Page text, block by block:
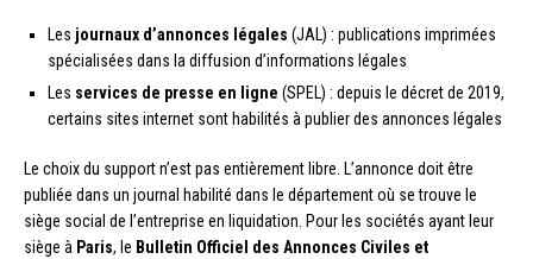
Les journaux d’annonces légales (JAL) : publications imprimées
spécialisées dans la diffusion d’informations légales
Les services de presse en ligne (SPEL) : depuis le décret de 2019,
certains sites internet sont habilités à publier des annonces légales
Le choix du support n’est pas entièrement libre. L’annonce doit être
publiée dans un journal habilité dans le département où se trouve le
siège social de l’entreprise en liquidation. Pour les sociétés ayant leur
siège à Paris, le Bulletin Officiel des Annonces Civiles et